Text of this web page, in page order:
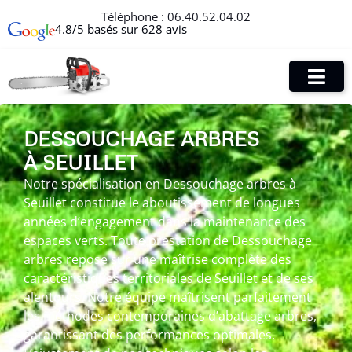
Téléphone : 06.40.52.04.02
4.8/5 basés sur 628 avis
DESSOUCHAGE ARBRES
À SEUILLET
Notre spécialisation en Dessouchage arbres à
Seuillet constitue le aboutissement de longues
années d’engagement dans la maintenance des
espaces verts. Toute prestation de Dessouchage
arbres repose sur une maîtrise complète des
caractéristiques territoriales de Seuillet et de ses
alentours. Notre équipe maîtrisent parfaitement
les méthodes contemporaines d’abattage arbres,
garantissant des performances optimales.